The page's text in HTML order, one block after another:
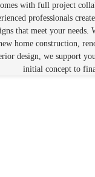
with full project
professionals
that meet your needs.
home construction,
design, we support
initial concept to